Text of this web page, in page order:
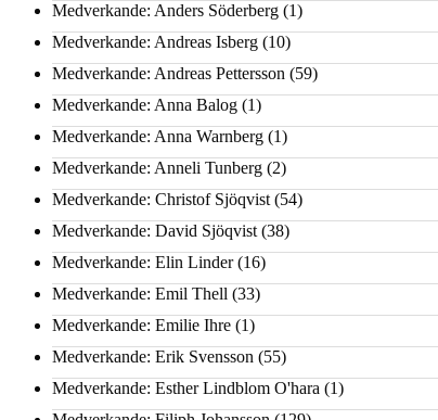
Medverkande: Anders Söderberg (1)
Medverkande: Andreas Isberg (10)
Medverkande: Andreas Pettersson (59)
Medverkande: Anna Balog (1)
Medverkande: Anna Warnberg (1)
Medverkande: Anneli Tunberg (2)
Medverkande: Christof Sjöqvist (54)
Medverkande: David Sjöqvist (38)
Medverkande: Elin Linder(16)
Medverkande: Emil Thell (33)
Medverkande: Emilie Ihre (1)
Medverkande: Erik Svensson (55)
Medverkande: Esther Lindblom O'hara (1)